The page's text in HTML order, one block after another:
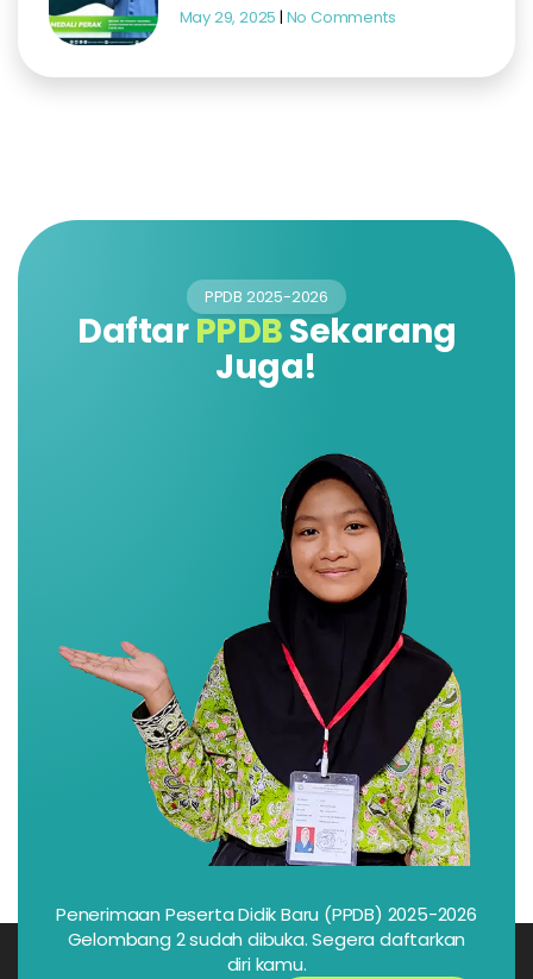
May 29, 2025 No Comments
PPDB 2025-2026
DaftarPPDBSekarang
Juga!
Penerimaan Peserta Didik Baru (PPDB) 2025-2026
Gelombang 2 sudah dibuka. Segera daftarkan
diri kamu.